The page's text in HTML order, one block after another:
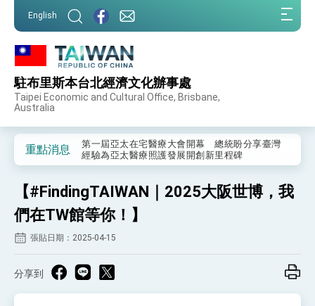
English
駐布里斯本台北經濟文化辦事處
Taipei Economic and Cultural Office, Brisbane,
Australia
重點消息
外交部重要言論
事處」，進一步深化台美交流合作
第一屆亞太在宅醫療大會開幕 總統盼分享臺灣
經驗為亞太醫療照護發展開創新里程碑
及「台灣智慧醫療與健康產業展」預告短片，向
世界展現台灣守護全球健康的創新能量
總統出訪史瓦帝尼返國談話 強調臺灣人有權利
走向世界 盼與理念相近國家共同維護國際秩序
訪問
總統與五院院長新春茶敘 盼化分歧為團結、為
國家邁出合作第一步
【#FindingTAIWAN｜2025大阪世博，我
們在TW館等你！】
張貼日期：2025-04-15
分享到